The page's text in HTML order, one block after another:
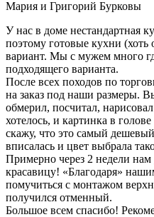
Мария и Григорий Бурковы
У нас в доме нестандартная
поэтому готовые кухни
вариант. Мы с мужем много
подходящего варианта.
После всех походов по
на заказ под наши размеры.
обмерил, посчитал,
хотелось, и картинка в
скажу, что это самый
вписалась и цвет выбрала
Примерно через 2 недели
красавицу! «Благодаря»
помучиться с монтажом
получился отменный.
Большое всем спасибо!